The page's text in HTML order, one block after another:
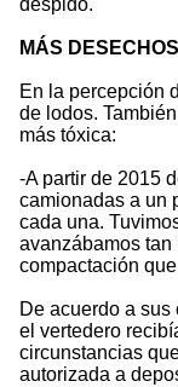
despido.
MÁS
En la percepción
de lodos.
más tóxica:
-A partir de 2015
camionadas a un
cada una.
avanzábamos
compactación
De acuerdo a
el vertedero
circunstancias
autorizada a